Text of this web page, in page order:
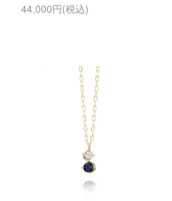
44,000円(税込)